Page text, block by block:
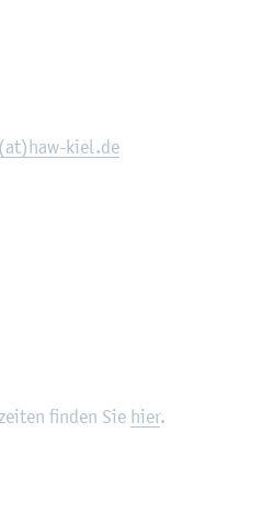
kiel.de
fin­den Sie hier.